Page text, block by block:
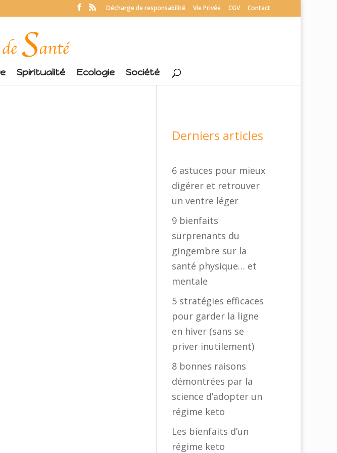
Décharge de responsabilité Vie Privée CGV Contact
Spiritualité Ecologie Société
Derniers articles
6 astuces pour mieux
digérer et retrouver
un ventre léger
9 bienfaits
surprenants du
gingembre sur la
santé physique… et
mentale
5 stratégies efficaces
pour garder la ligne
en hiver (sans se
priver inutilement)
8 bonnes raisons
démontrées par la
science d’adopter un
régime keto
Les bienfaits d’un
régime keto